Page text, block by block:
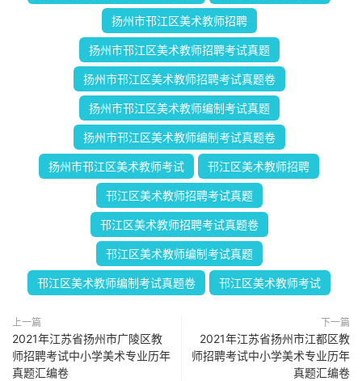
扬州市邗江区美术教师招聘
扬州市邗江区美术教师招聘考试真题
扬州市邗江区美术教师招聘考试真题卷
扬州市邗江区美术教师编制考试真题
扬州市邗江区美术教师编制考试真题卷
扬州市邗江区美术教师考试 邗江区美术教师招聘
邗江区美术教师招聘考试真题
邗江区美术教师招聘考试真题卷
邗江区美术教师编制考试真题
邗江区美术教师编制考试真题卷 邗江区美术教师考试
上一篇
2021年江苏省扬州市广陵区教
师招聘考试中小学美术专业历年
真题汇编卷
下一篇
2021年江苏省扬州市江都区教
师招聘考试中小学美术专业历年
真题汇编卷